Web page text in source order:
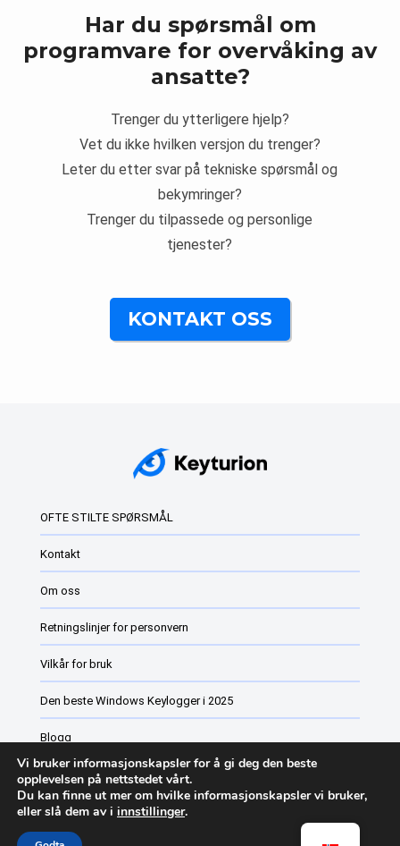
Har du spørsmål om
programvare for overvåking av
ansatte?
Trenger du ytterligere hjelp?
Vet du ikke hvilken versjon du trenger?
Leter du etter svar på tekniske spørsmål og
bekymringer?
Trenger du tilpassede og personlige
tjenester?
KONTAKT OSS
OFTE STILTE SPØRSMÅL
Kontakt
Om oss
Retningslinjer for personvern
Vilkår for bruk
Den beste Windows Keylogger i 2025
Blogg
Programvare for overvåking av ansatte
Keyturion Endringsliste
Vi bruker informasjonskapsler for å gi deg den beste
opplevelsen på nettstedet vårt.
Du kan finne ut mer om hvilke informasjonskapsler vi bruker,
eller slå dem av i innstillinger.